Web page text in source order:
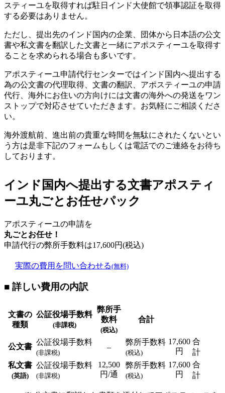
スティーユを取得すれば駐日インド大使館で領事認証を取得
する必要はありません。
ただし、提出先のインド国内の企業、団体から日本語の公文
書や私文書を翻訳した文書と一緒にアポスティーユを取得す
ることを求められる場合も多いです。
アポスティーユ申請代行センターではインド国内へ提出する
為の公文書の代理取得、文書の翻訳、アポスティーユの申請
代行、海外にお住いの方向けには文書の海外への発送をワン
ストップで対応させていただきます。お気軽にご相談くださ
い。
海外渡航前、進出前の貴重な時間を無駄にされたくないとい
う方は是非下記のフォームもしくは電話でのご連絡をお待ち
しております。
インド国内へ提出する文書アポスティ
ーユ丸ごとお任せパック
アポスティーユの申請を
丸ごとお任せ！
申請代行の弊所手数料は17,600円(税込)
実際の費用を問い合わせる(無料)
■ 詳しい費用の内訳
文書の
種類
公証役場手数料
(非課税)
弊所手
数料
(税込)
合計
公文書
公証役場手数料
(非課税)
–
弊所手数料
(税込)
17,600
円
合
計
私文書
(英語)
公証役場手数料
(非課税)
12,500
円/通
弊所手数料
(税込)
17,600
円
合
計